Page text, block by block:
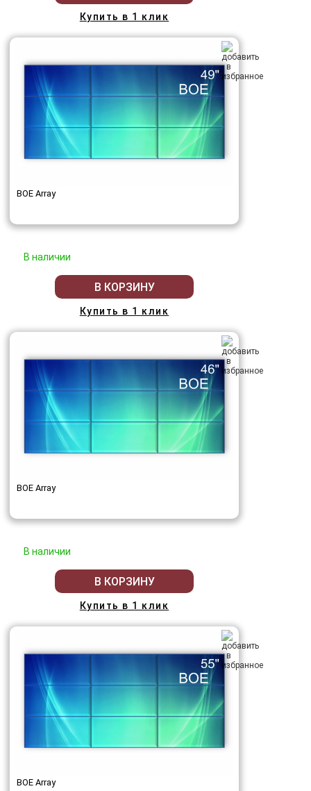
Купить в 1 клик
BOE Array
В наличии
В КОРЗИНУ
Купить в 1 клик
BOE Array
В наличии
В КОРЗИНУ
Купить в 1 клик
BOE Array